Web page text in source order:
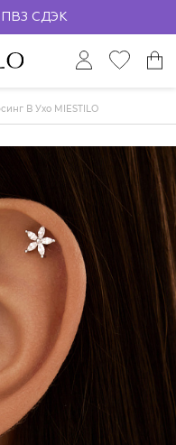
ПВЗ СДЭК
В Ухо MIESTILO